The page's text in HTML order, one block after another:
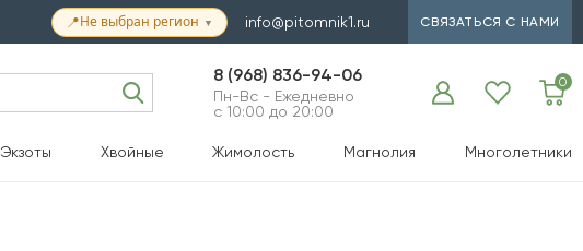
📍Не выбран регион ▼ info@pitomnik1.ru СВЯЗАТЬСЯ С НАМИ
8 (968) 836-94-06
Пн-Вс - Ежедневно
с 10:00 до 20:00
0
Экзоты Хвойные Жимолость Магнолия Многолетники